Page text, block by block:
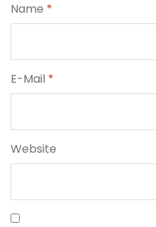
Name *
E-Mail *
Website